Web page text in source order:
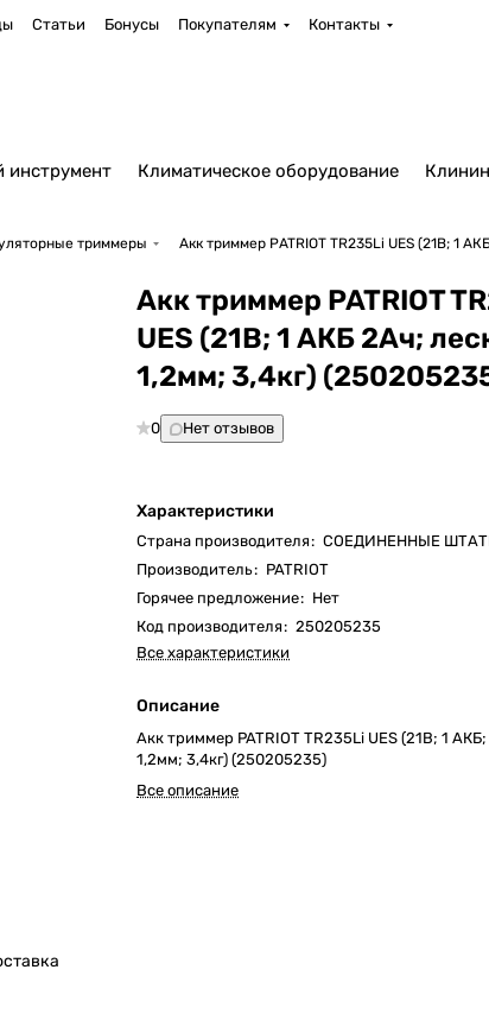
Статьи Бонусы Покупателям Контакты
инструмент Климатическое оборудование
триммеры Акк триммер PATRIOT TR235Li UES (21В; 1
Акк триммер PATRIOT
UES (21В; 1 АКБ 2Ач;
1,2мм; 3,4кг)
0 Нет отзывов
Характеристики
Страна производителя: СОЕДИНЕННЫЕ
Производитель: PATRIOT
Горячее предложение: Нет
Код производителя: 250205235
Все характеристики
Описание
Акк триммер PATRIOT TR235Li UES (21В; 1
1,2мм; 3,4кг) (250205235)
Все описание